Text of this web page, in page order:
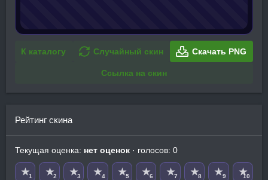
К каталогу Случайный скин Скачать PNG
Ссылка на скин
Рейтинг скина
Текущая оценка: нет оценок · голосов: 0
★1 ★2 ★3 ★4 ★5 ★6 ★7 ★8 ★9 ★10